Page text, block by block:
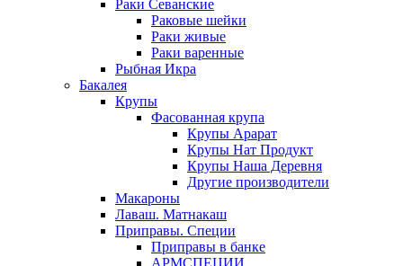
Раки Севанские
Раковые шейки
Раки живые
Раки варенные
Рыбная Икра
Бакалея
Крупы
Фасованная крупа
Крупы Арарат
Крупы Нат Продукт
Крупы Наша Деревня
Другие производители
Макароны
Лаваш. Матнакаш
Приправы. Специи
Приправы в банке
АРМСПЕЦИИ